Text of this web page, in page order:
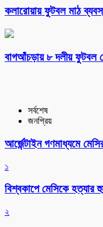
কলারোয়ায় ফুটবল মাঠ
বাগআঁচড়ায় ৮ দলীয় ফুটবল
সর্বশেষ
জনপ্রিয়
আর্জেন্টাইন গণমাধ্যমে
১
বিশ্বকাপে মেসিকে
২